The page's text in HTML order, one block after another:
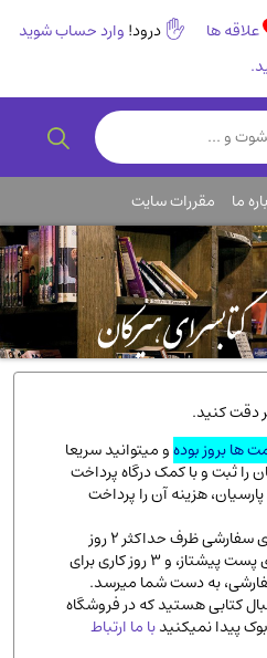
علاقه ها درود! وارد حساب شوید
ما مقررات سایت
دقت کنید.
ها بروز بودهو میتوانید سریعا
را ثبت و با کمک درگاه پرداخت
پارسیان، هزینه آن را پرداخت
کتاب های سفارشی ظرف حداکثر 2 روز
کاری برای پست پیشتاز، و 3 روز کاری برای
به دست شما میرسد.
کتابی هستید که در فروشگاه
پیدا نمیکنیدبا ما ارتباط